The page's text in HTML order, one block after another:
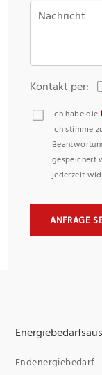
Nachricht
Kontakt per:
Ich habe die
Ich stimme
gespeichert
jederzeit
ANFRAGE
Endenergiebedarf